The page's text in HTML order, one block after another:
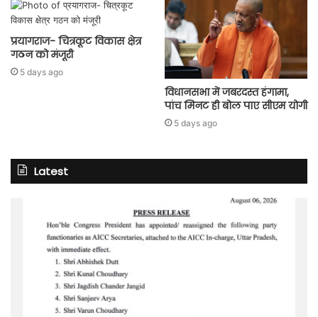
प्रयागराज- चित्रकूट विकास क्षेत्र
गठन को मंजूरी
5 days ago
विधानसभा में जबरदस्त हंगामा,
पांच मिनट ही बोल पाए सीएम योगी
5 days ago
Latest